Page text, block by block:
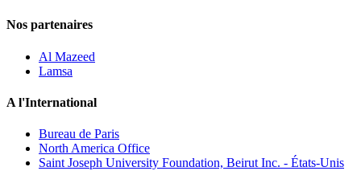
Nos partenaires
Al Mazeed
Lamsa
A l'International
Bureau de Paris
North America Office
Saint Joseph University Foundation, Beirut Inc. - États-Unis